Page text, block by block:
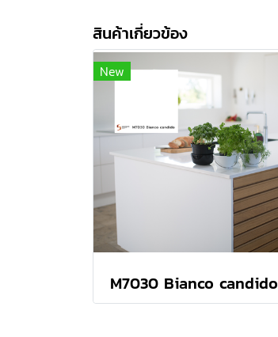
สินค้าเกี่ยวข้อง
New
M7030 Bianco candido